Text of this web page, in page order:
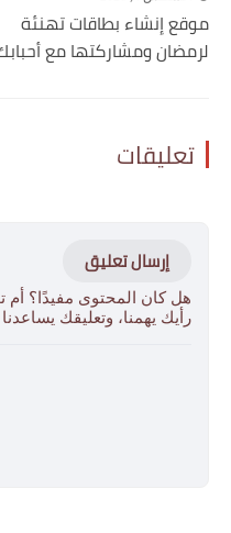
موقع إنشاء بطاقات تهنئة
لرمضان ومشاركتها مع
تعليقات
إرسال تعليق
هل كان المحتوى مفيدًا؟ أم
رأيك يهمنا، وتعليقك